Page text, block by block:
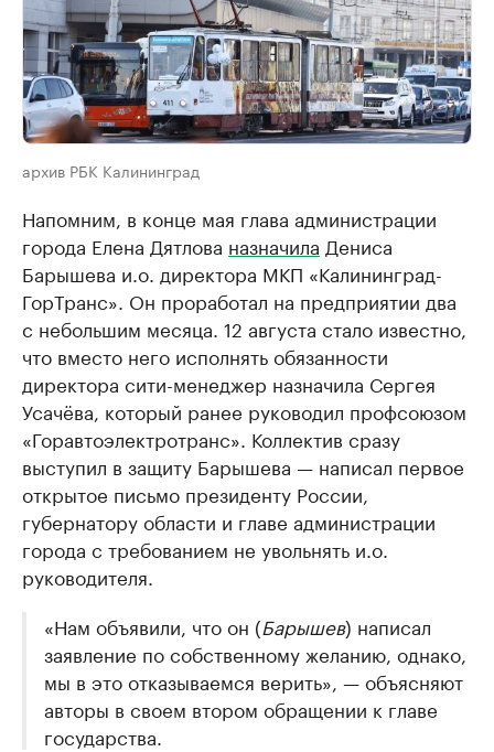
архив РБК Калининград
Напомним, в конце мая глава администрации
города Елена Дятлова назначила Дениса
Барышева и.о. директора МКП «Калининград-
ГорТранс». Он проработал на предприятии два
с небольшим месяца. 12 августа стало известно,
что вместо него исполнять обязанности
директора сити-менеджер назначила Сергея
Усачёва, который ранее руководил профсоюзом
«Горавтоэлектротранс». Коллектив сразу
выступил в защиту Барышева — написал первое
открытое письмо президенту России,
губернатору области и главе администрации
города с требованием не увольнять и.о.
руководителя.
«Нам объявили, что он (Барышев) написал
заявление по собственному желанию, однако,
мы в это отказываемся верить», — объясняют
авторы в своем втором обращении к главе
государства.